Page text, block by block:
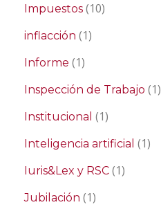
Impuestos (10)
inflacción (1)
Informe (1)
Inspección de Trabajo (1)
Institucional (1)
Inteligencia artificial (1)
Iuris&Lex y RSC (1)
Jubilación (1)